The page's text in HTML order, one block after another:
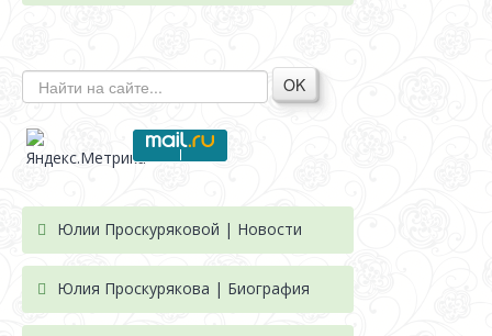
OK
Юлии Проскуряковой | Новости
Юлия Проскурякова | Биография